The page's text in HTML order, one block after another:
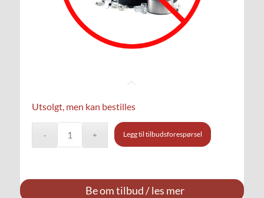
Utsolgt, men kan bestilles
Legg til tilbudsforespørsel
Be om tilbud / les mer